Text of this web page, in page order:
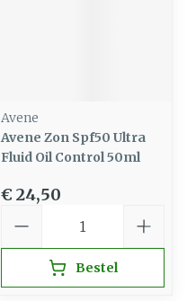
Avene
Avene Zon Spf50 Ultra
Fluid Oil Control 50ml
€ 24,50
Bestel